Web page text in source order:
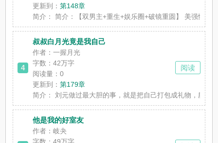
更新到：第148章
简介：
简介：【双男主+重生+娱乐圈+破镜重圆】 美强惨十
4
叔叔白月光竟是我自己
作者：一握月光
字数：42万字
阅读量：0
更新到：第179章
简介：
刘元做过最大胆的事，就是把自己打包成礼物，爬周
阅读
他是我的好室友
作者：岐夬